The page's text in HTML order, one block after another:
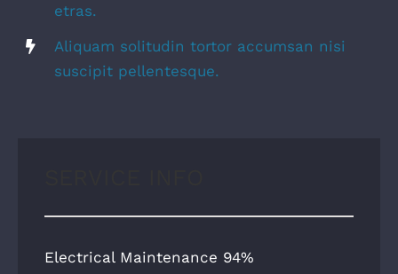
etras.
Aliquam solitudin tortor accumsan nisi
suscipit pellentesque.
Electrical Maintenance 94%